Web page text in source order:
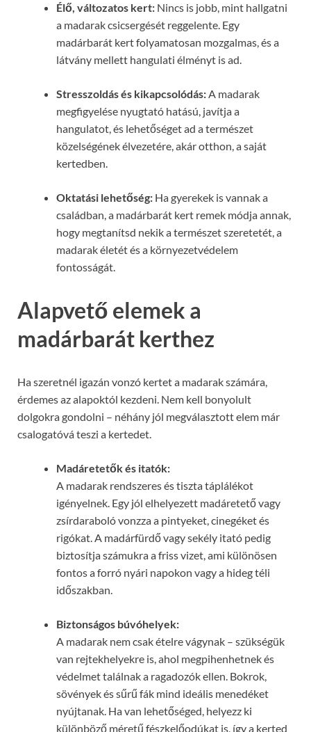
Élő, változatos kert: Nincs is jobb, mint hallgatni
a madarak csicsergését reggelente. Egy
madárbarát kert folyamatosan mozgalmas, és a
látvány mellett hangulati élményt is ad.
Stresszoldás és kikapcsolódás:A madarak
megfigyelése nyugtató hatású, javítja a
hangulatot, és lehetőséget ad a természet
közelségének élvezetére, akár otthon, a saját
kertedben.
Oktatási lehetőség: Ha gyerekek is vannak a
családban, a madárbarát kert remek módja annak,
hogy megtanítsd nekik a természet szeretetét, a
madarak életét és a környezetvédelem
fontosságát.
Alapvető elemek a
madárbarát kerthez
Ha szeretnél igazán vonzó kertet a madarak számára,
érdemes az alapoktól kezdeni. Nem kell bonyolult
dolgokra gondolni – néhány jól megválasztott elem már
csalogatóvá teszi a kertedet.
Madáretetők és itatók:
A madarak rendszeres és tiszta táplálékot
igényelnek. Egy jól elhelyezett madáretető vagy
zsírdaraboló vonzza a pintyeket, cinegéket és
rigókat. A madárfürdő vagy sekély itató pedig
biztosítja számukra a friss vizet, ami különösen
fontos a forró nyári napokon vagy a hideg téli
időszakban.
Biztonságos búvóhelyek:
A madarak nem csak ételre vágynak – szükségük
van rejtekhelyekre is, ahol megpihenhetnek és
védelmet találnak a ragadozók ellen. Bokrok,
sövények és sűrű fák mind ideális menedéket
nyújtanak. Ha van lehetőséged, helyezz ki
különböző méretű fészkelőodúkat is, így a kerted